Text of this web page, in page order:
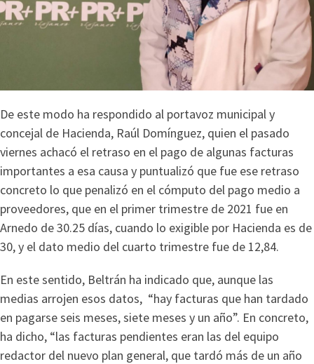
De este modo ha respondido al portavoz municipal y
concejal de Hacienda, Raúl Domínguez, quien el pasado
viernes achacó el retraso en el pago de algunas facturas
importantes a esa causa y puntualizó que fue ese retraso
concreto lo que penalizó en el cómputo del pago medio a
proveedores, que en el primer trimestre de 2021 fue en
Arnedo de 30.25 días, cuando lo exigible por Hacienda es de
30, y el dato medio del cuarto trimestre fue de 12,84.
En este sentido, Beltrán ha indicado que, aunque las
medias arrojen esos datos, “hay facturas que han tardado
en pagarse seis meses, siete meses y un año”. En concreto,
ha dicho, “las facturas pendientes eran las del equipo
redactor del nuevo plan general, que tardó más de un año